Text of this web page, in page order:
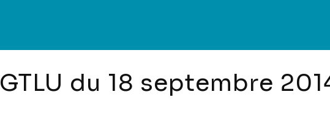
GTLU du 18 septembre